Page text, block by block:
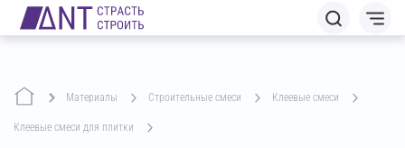
Материалы строительные смеси клеевые смеси
клеевые смеси для плитки